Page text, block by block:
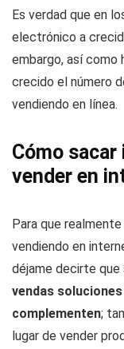
Es verdad que en
electrónico a
embargo, así como
crecido el número
vendiendo en línea.
Cómo
vender en
Para que
vendiendo en
déjame decirte que
vendas
complementen;
lugar de vender